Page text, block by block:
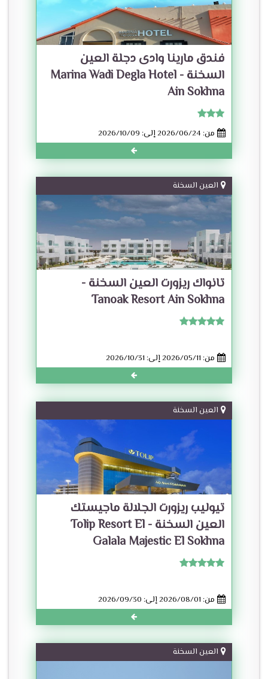
فندق مارينا وادى دجلة العين
السخنة - Marina Wadi Degla Hotel
Ain Sokhna
من: 2026/06/24 إلى: 2026/10/09
العين السخنة
تانواك ريزورت العين السخنة -
Tanoak Resort Ain Sokhna
من: 2026/05/11 إلى: 2026/10/31
العين السخنة
تيوليب ريزورت الجلالة ماجيستك
العين السخنة - Tolip Resort El
Galala Majestic El Sokhna
من: 2026/08/01 إلى: 2026/09/30
العين السخنة